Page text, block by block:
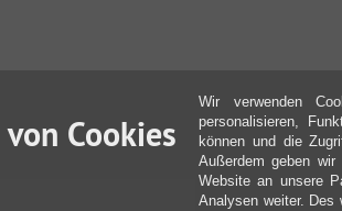
Cookies
Wir verwenden
personalisieren,
können und die
Außerdem geben
Website an unsere
Analysen weiter. Des